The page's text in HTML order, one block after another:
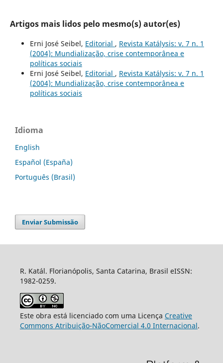
Artigos mais lidos pelo mesmo(s) autor(es)
Erni José Seibel, Editorial , Revista Katálysis: v. 7 n. 1
(2004): Mundialização, crise contemporânea e
políticas sociais
Erni José Seibel, Editorial , Revista Katálysis: v. 7 n. 1
(2004): Mundialização, crise contemporânea e
políticas sociais
Idioma
English
Español (España)
Português (Brasil)
Enviar Submissão
R. Katál. Florianópolis, Santa Catarina, Brasil eISSN:
1982-0259.
Este obra está licenciado com uma Licença Creative
Commons Atribuição-NãoComercial 4.0 Internacional.